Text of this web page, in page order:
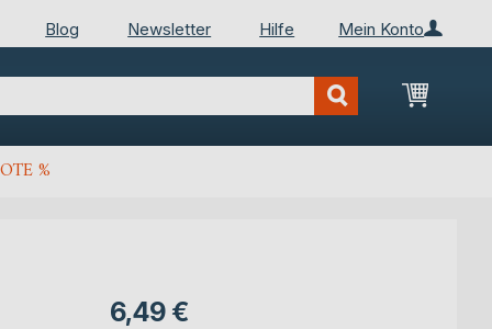
Mein Konto
Blog Newsletter Hilfe
Mein
%
6,49 €